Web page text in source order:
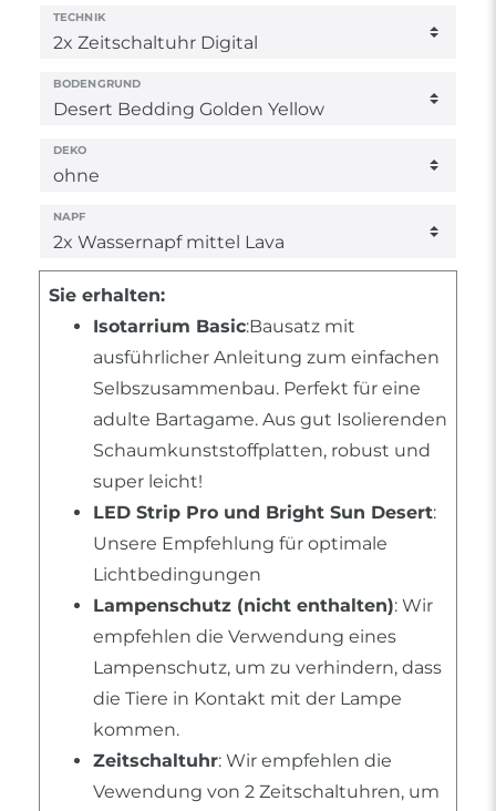
TECHNIK
BODENGRUND
DEKO
NAPF
Sie erhalten:
Isotarrium Basic:Bausatz mit
ausführlicher Anleitung zum einfachen
Selbszusammenbau. Perfekt für eine
adulte Bartagame. Aus gut Isolierenden
Schaumkunststoffplatten, robust und
super leicht!
LED Strip Pro und Bright Sun Desert:
Unsere Empfehlung für optimale
Lichtbedingungen
Lampenschutz (nicht enthalten): Wir
empfehlen die Verwendung eines
Lampenschutz, um zu verhindern, dass
die Tiere in Kontakt mit der Lampe
kommen.
Zeitschaltuhr: Wir empfehlen die
Vewendung von 2 Zeitschaltuhren, um